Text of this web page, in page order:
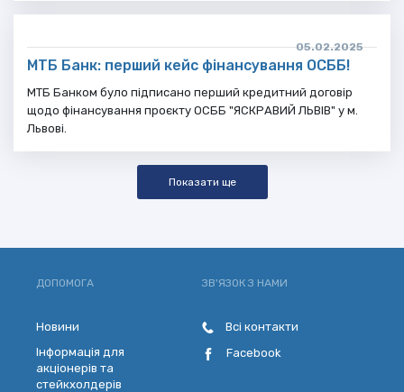
05.02.2025
МТБ Банк: перший кейс фінансування ОСББ!
МТБ Банком було підписано перший кредитний договір
щодо фінансування проєкту ОСББ "ЯСКРАВИЙ ЛЬВІВ" у м.
Львові.
Показати ще
ДОПОМОГА
Новини
Інформація для
акціонерів та
стейкхолдерів
ЗВ'ЯЗОК З НАМИ
Всі контакти
Facebook